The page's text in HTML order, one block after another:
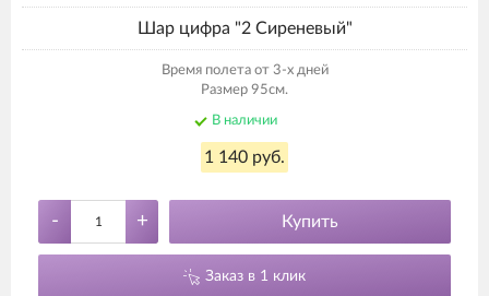
Шар цифра "2 Сиреневый"
Время полета от 3-х дней
Размер 95см.
В наличии
1 140 руб.
- + Купить
Заказ в 1 клик